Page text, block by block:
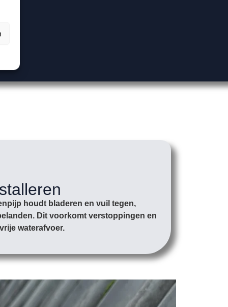
houdt bladeren en vuil tegen,
Dit voorkomt verstoppingen en
waterafvoer.